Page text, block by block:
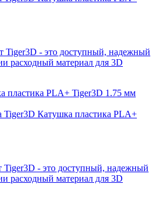
Tiger3D - это доступный, надежный
расходный материал для 3D
Tiger3D Катушка пластика PLA+
Tiger3D - это доступный, надежный
расходный материал для 3D